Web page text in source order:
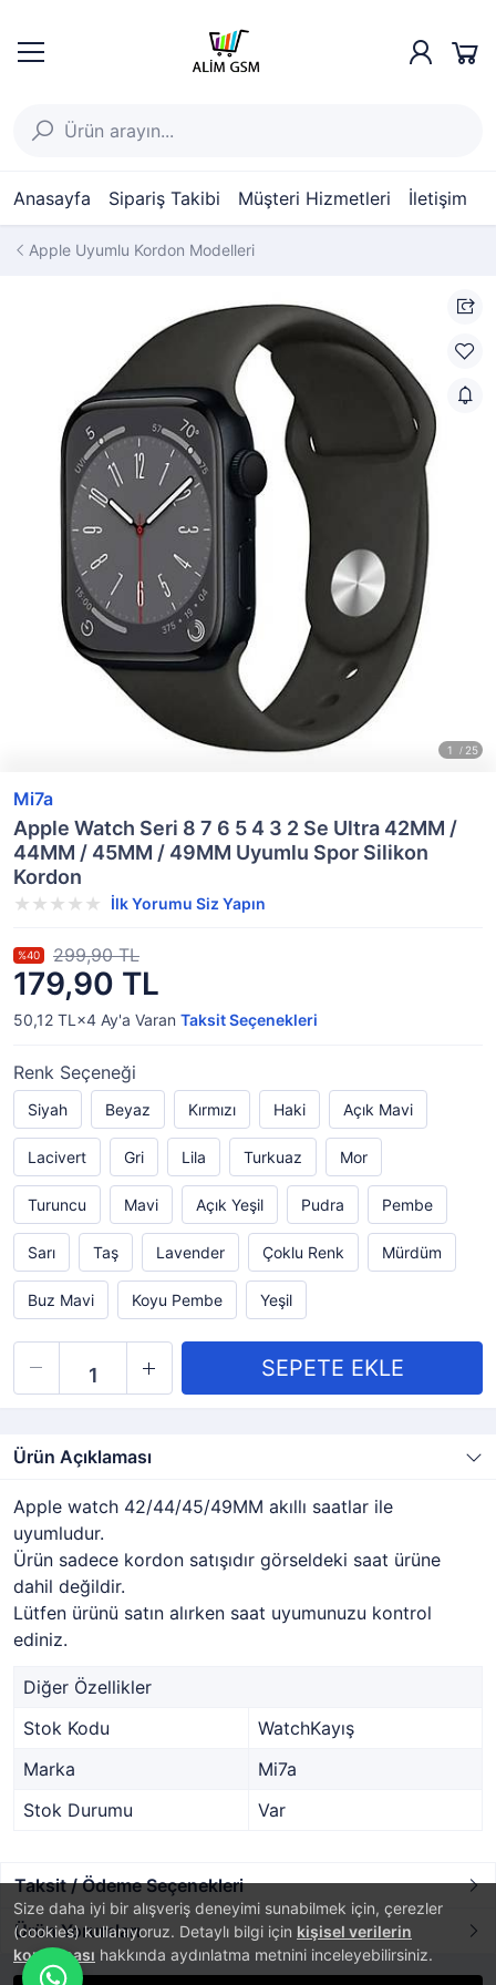
Anasayfa Sipariş Takibi Müşteri Hizmetleri İletişim
Size daha iyi bir alışveriş deneyimi sunabilmek için, çerezler
(cookies) kullanıyoruz. Detaylı bilgi için kişisel verilerin
korunması hakkında aydınlatma metnini inceleyebilirsiniz.
Apple Uyumlu Kordon Modelleri
Mi7a
Apple Watch Seri 8 7 6 5 4 3 2 Se Ultra 42MM /
44MM / 45MM / 49MM Uyumlu Spor Silikon
Kordon
İlk Yorumu Siz Yapın
179,90 TL
%40 299,90 TL
50,12 TL×4 Ay'a Varan Taksit Seçenekleri
Renk Seçeneği
Siyah Beyaz Kırmızı Haki Açık Mavi
Lacivert Gri Lila Turkuaz Mor
Turuncu Mavi Açık Yeşil Pudra Pembe
Sarı Taş Lavender Çoklu Renk Mürdüm
Buz Mavi Koyu Pembe Yeşil
Ürün Açıklaması
Apple watch 42/44/45/49MM akıllı saatlar ile
uyumludur.
Ürün sadece kordon satışıdır görseldeki saat ürüne
dahil değildir.
Lütfen ürünü satın alırken saat uyumunuzu kontrol
ediniz.
Diğer Özellikler
Stok Kodu
WatchKayış
Marka
Mi7a
Stok Durumu
Var
Taksit / Ödeme Seçenekleri
Ürün Yorumları